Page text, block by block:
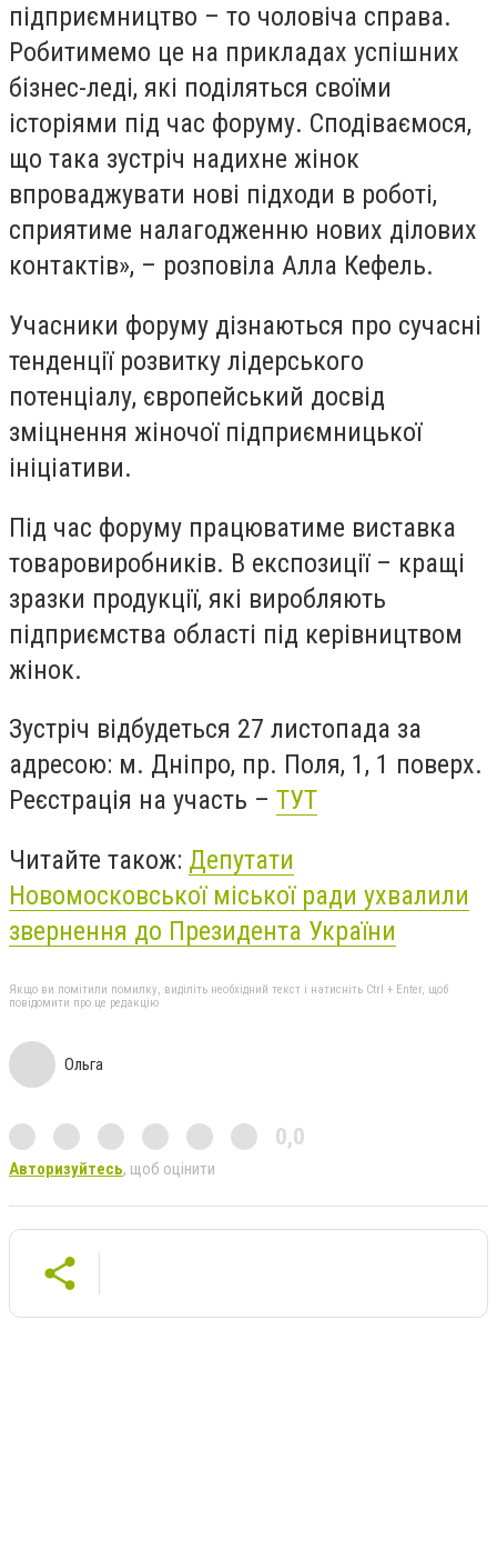
підприємництво – то чоловіча справа.
Робитимемо це на прикладах успішних
бізнес-леді, які поділяться своїми
історіями під час форуму. Сподіваємося,
що така зустріч надихне жінок
впроваджувати нові підходи в роботі,
сприятиме налагодженню нових ділових
контактів», – розповіла Алла Кефель.
Учасники форуму дізнаються про сучасні
тенденції розвитку лідерського
потенціалу, європейський досвід
зміцнення жіночої підприємницької
ініціативи.
Під час форуму працюватиме виставка
товаровиробників. В експозиції – кращі
зразки продукції, які виробляють
підприємства області під керівництвом
жінок.
Зустріч відбудеться 27 листопада за
адресою: м. Дніпро, пр. Поля, 1, 1 поверх.
Реєстрація на участь – ТУТ
Читайте також: Депутати
Новомосковської міської ради ухвалили
звернення до Президента України
Якщо ви помітили помилку, виділіть необхідний текст і натисніть Ctrl + Enter, щоб
повідомити про це редакцію
Ольга
0,0
Авторизуйтесь, щоб оцінити